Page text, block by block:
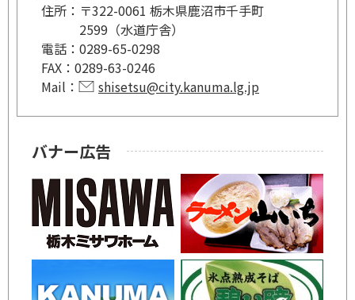
住所： 〒322-0061 栃木県鹿沼市千手町
2599（水道庁舎）
電話： 0289-65-0298
FAX： 0289-63-0246
Mail：
shisetsu@city.kanuma.lg.jp
バナー広告